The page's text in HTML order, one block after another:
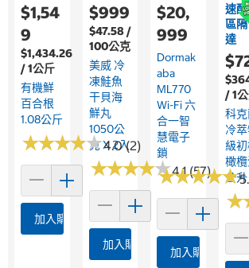
$1,54
9
$1,434.26
/ 1公斤
有機鮮
百合根
1.08公斤
★★★★★
★★★★★4.0 (2)
加入購物車
$999
$47.58 /
100公克
美威 冷
凍鮭魚
干貝海
鮮丸
1050公
克 X 2入
★★★★★
★★★★★4.1 (57)
加入購物車
$20,
999
Dormak
Aba
ML770
Wi-Fi 六
合一智
慧電子
鎖
★★★★★
★★★★★
加入購物車
速
區
達
/ 1
科
冷
級
橄
公升
★
★